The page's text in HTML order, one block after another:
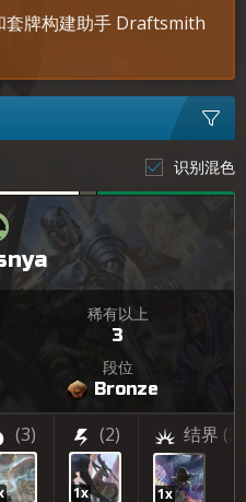
牌构建助手 Draftsmith
识别混色
稀有以上
3
段位
Bronze
(3) (2)
1x
结界 (3)
1x